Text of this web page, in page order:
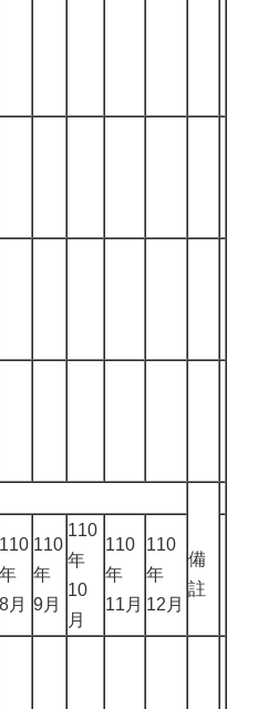
備
註
110
年
8月
110
年
9月
110
年
10
月
110
年
11月
110
年
12月